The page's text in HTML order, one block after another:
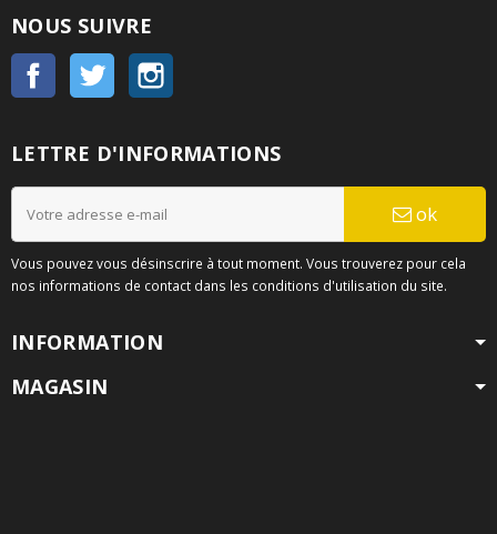
NOUS SUIVRE
Facebook Twitter
LETTRE D'INFORMATIONS
ok
Vous pouvez vous désinscrire à tout moment. Vous trouverez pour cela
nos informations de contact dans les conditions d'utilisation du site.
INFORMATION
MAGASIN